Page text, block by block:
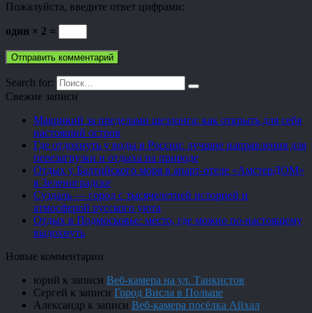
Пожалуйста, введите ответ цифрами:
один × 2 =
Search for:
Свежие записи
Маврикий за пределами шезлонга: как открыть для себя
настоящий остров
Где отдохнуть у воды в России: лучшие направления для
перезагрузки и отдыха на природе
Отдых у Балтийского моря в апарт-отеле «АмстерДОМ»
в Зеленоградске
Суздаль — город с тысячелетней историей и
атмосферой русского уюта
Отдых в Подмосковье: место, где можно по-настоящему
выдохнуть
Новые комментарии
юрий к записи Веб-камера на ул. Танкистов
Сергей к записи Город Висла в Польше
Александр к записи Веб-камера посёлка Айхал